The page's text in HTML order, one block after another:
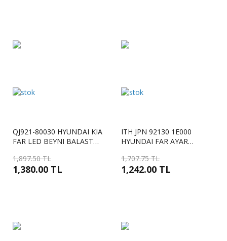
QJ921-80030 HYUNDAI KIA
FAR LED BEYNI BALAST
IONIQ 3-KONA-SPORTAGE
1,897.50 TL
1,380.00 TL
ITH JPN 92130 1E000
HYUNDAI FAR AYAR
1,707.75 TL
1,242.00 TL